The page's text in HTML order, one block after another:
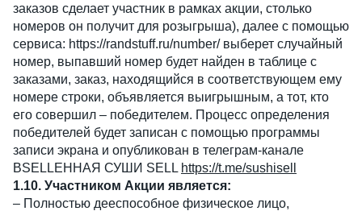
заказов сделает участник в рамках акции, столько
номеров он получит для розыгрыша), далее с помощью
сервиса: https://randstuff.ru/number/ выберет случайный
номер, выпавший номер будет найден в таблице с
заказами, заказ, находящийся в соответствующем ему
номере строки, объявляется выигрышным, а тот, кто
его совершил – победителем. Процесс определения
победителей будет записан с помощью программы
записи экрана и опубликован в телеграм-канале
ВSELLЕННАЯ СУШИ SELL https://t.me/sushisell
1.10. Участником Акции является:
– Полностью дееспособное физическое лицо,